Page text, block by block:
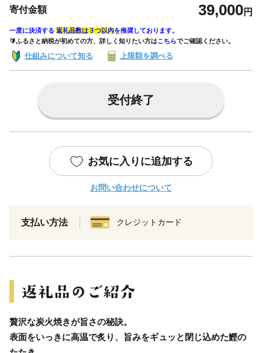
寄付金額 39,000円
一度に決済する 返礼品数は３つ以内を推奨しております。
🔰ふるさと納税が初めての方、詳しく知りたい方はこちらでご確認ください。
仕組みについて知る 上限額を調べる
受付終了
お気に入りに追加する
お問い合わせについて
支払い方法 クレジットカード
贅沢な炭火焼きが旨さの秘訣。
表面をいっきに高温で炙り、旨みをギュッと閉じ込めた鰹の